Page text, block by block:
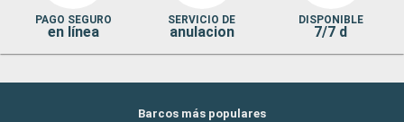
PAGO SEGURO
en línea
SERVICIO DE
anulacion
DISPONIBLE
7/7 d
Barcos más populares